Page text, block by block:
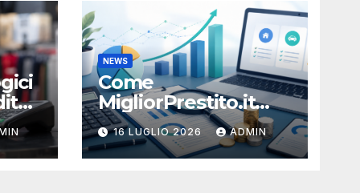
NEWS
Come
MigliorPrestito.it
aiuta a capire durata
e sostenibilità della
rata
16 LUGLIO 2026 ADMIN